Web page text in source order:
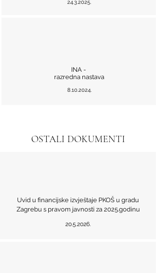
24.3.2025.
INA -
razredna nastava
8.10.2024.
OSTALI DOKUMENTI
Uvid u financijske izvještaje PKOŠ u gradu
Zagrebu s pravom javnosti za 2025.godinu
20.5.2026.